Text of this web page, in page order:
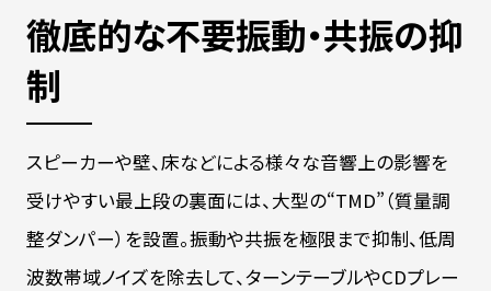
徹底的な不要振動・共振の抑
制
スピーカーや壁、床などによる様々な音響上の影響を
受けやすい最上段の裏面には、大型の“TMD”（質量調
整ダンパー）を設置。振動や共振を極限まで抑制、低周
波数帯域ノイズを除去して、ターンテーブルやCDプレー